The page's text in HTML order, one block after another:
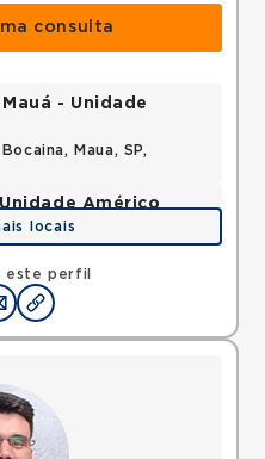
consulta
este perfil
- Unidade
Maua, SP,
Américo
Sao Bernardo do
locais